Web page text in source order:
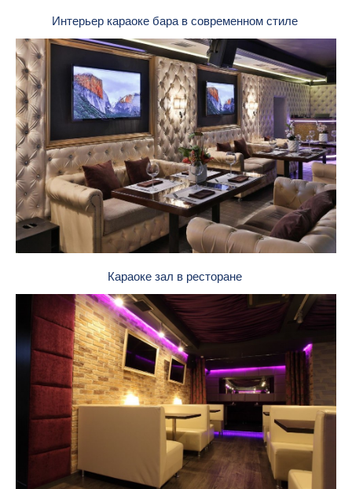
Интерьер караоке бара в современном стиле
Караоке зал в ресторане